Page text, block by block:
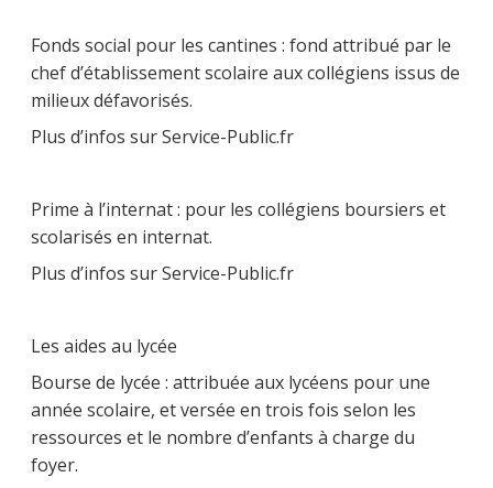
Fonds social pour les cantines : fond attribué par le
chef d’établissement scolaire aux collégiens issus de
milieux défavorisés.
Plus d’infos sur Service-Public.fr
Prime à l’internat : pour les collégiens boursiers et
scolarisés en internat.
Plus d’infos sur Service-Public.fr
Les aides au lycée
Bourse de lycée : attribuée aux lycéens pour une
année scolaire, et versée en trois fois selon les
ressources et le nombre d’enfants à charge du
foyer.